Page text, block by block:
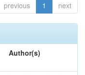
previous 1 next
Author(s)